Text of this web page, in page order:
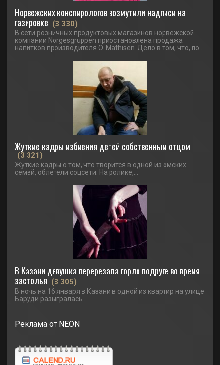
Норвежских конспирологов возмутили надписи на
газировке (3 330)
В сети розничных продуктовых магазинов норвежской
компании Norgesgruppen приостановлена продажа
напитков производителя O. Mathisen. Дело в том, что, по...
Жуткие кадры избиения детей собственным отцом
(3 321)
Жуткие кадры о том, что творится в одной из омских
семей, облетели соцсети. На ролике,...
В Казани девушка перерезала горло подруге во время
застолья (3 305)
В ночь на 16 января в Казани в одной из квартир на улице
Баруди разыгралась...
Реклама от NEON